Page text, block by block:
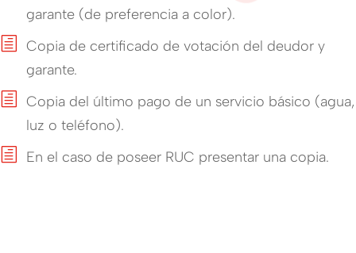
garante (de preferencia a color).
h
Copia de certificado de votación del deudor y
garante.
h
Copia del último pago de un servicio básico (agua,
luz o teléfono).
h
En el caso de poseer RUC presentar una copia.